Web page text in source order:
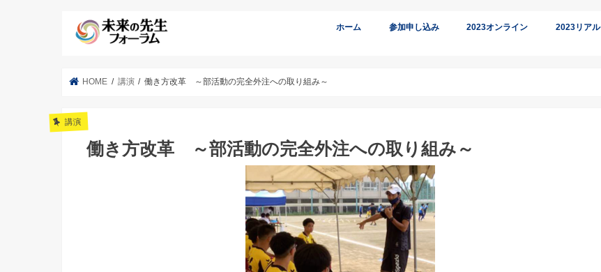
ホーム 参加申し込み 2023オンライン 2023リアル
HOME 講演 働き方改革 ～部活動の完全外注への取り組み～
講演
働き方改革 ～部活動の完全外注への取り組み～